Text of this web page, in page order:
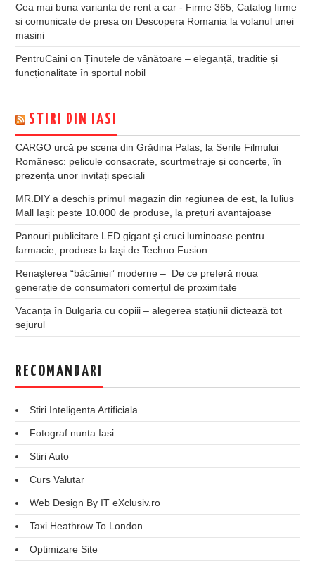
Cea mai buna varianta de rent a car - Firme 365, Catalog firme
si comunicate de presa on Descopera Romania la volanul unei
masini
PentruCaini onȚinutele de vânătoare – eleganță, tradiție și
funcționalitate în sportul nobil
STIRI DIN IASI
CARGO urcă pe scena din Grădina Palas, la Serile Filmului
Românesc: pelicule consacrate, scurtmetraje și concerte, în
prezența unor invitați speciali
MR.DIY a deschis primul magazin din regiunea de est, la Iulius
Mall Iași: peste 10.000 de produse, la prețuri avantajoase
Panouri publicitare LED gigant şi cruci luminoase pentru
farmacie, produse la Iaşi de Techno Fusion
Renașterea “băcăniei” moderne – De ce preferă noua
generație de consumatori comerțul de proximitate
Vacanța în Bulgaria cu copiii – alegerea stațiunii dictează tot
sejurul
RECOMANDARI
Stiri Inteligenta Artificiala
Fotograf nunta Iasi
Stiri Auto
Curs Valutar
Web Design By IT eXclusiv.ro
Taxi Heathrow To London
Optimizare Site